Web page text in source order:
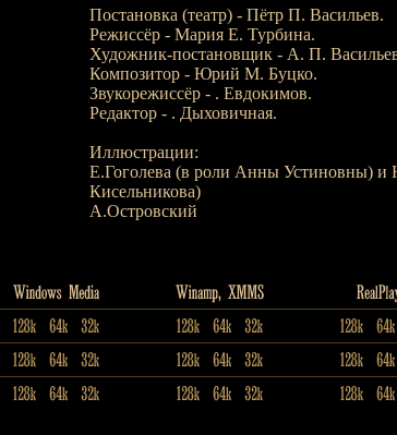
Постановка (театр) - Пётр П. Васильев.
Режиссёр - Мария Е. Турбина.
Художник-постановщик - А. П.
Композитор - Юрий М. Буцко.
Звукорежиссёр - . Евдокимов.
Редактор - . Дыховичная.
Иллюстрации:
Е.Гоголева (в роли Анны Устиновны)
Кисельникова)
А.Островский